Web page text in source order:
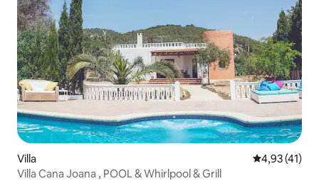
Villa
4,93 (41)
Villa Cana Joana , POOL & Whirlpool & Grill